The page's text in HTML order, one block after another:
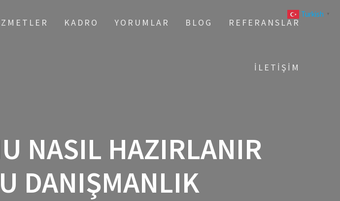
KADRO YORUMLAR BLOG REFERANSLAR
İLETIŞIM
NASIL HAZIRLANIR
DANIŞMANLIK
Turkish ▼